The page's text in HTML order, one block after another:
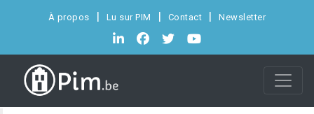
À propos Lu sur PIM Contact Newsletter